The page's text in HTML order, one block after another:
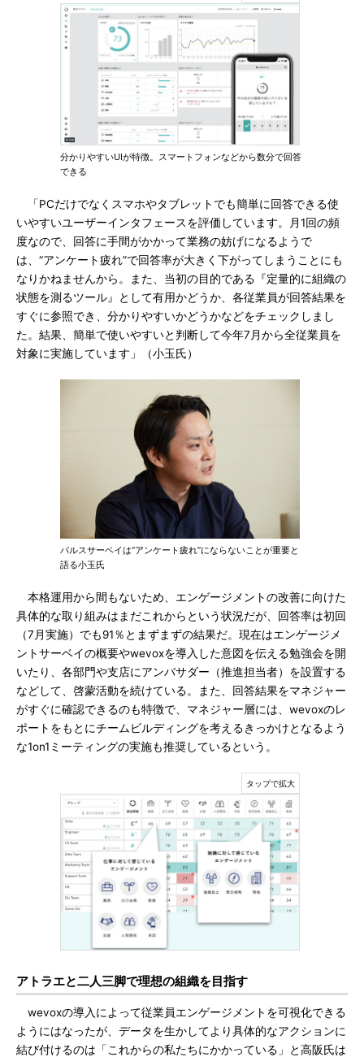
分かりやすいUIが特徴。スマートフォンなどから数分で回答
できる
「PCだけでなくスマホやタブレットでも簡単に回答できる使
いやすいユーザーインタフェースを評価しています。月1回の頻
度なので、回答に手間がかかって業務の妨げになるようで
は、“アンケート疲れ”で回答率が大きく下がってしまうことにも
なりかねませんから。また、当初の目的である『定量的に組織の
状態を測るツール』として有用かどうか、各従業員が回答結果を
すぐに参照でき、分かりやすいかどうかなどをチェックしまし
た。結果、簡単で使いやすいと判断して今年7月から全従業員を
対象に実施しています」（小玉氏）
パルスサーベイは“アンケート疲れ”にならないことが重要と
語る小玉氏
本格運用から間もないため、エンゲージメントの改善に向けた
具体的な取り組みはまだこれからという状況だが、回答率は初回
（7月実施）でも91％とまずまずの結果だ。現在はエンゲージメ
ントサーベイの概要やwevoxを導入した意図を伝える勉強会を開
いたり、各部門や支店にアンバサダー（推進担当者）を設置する
などして、啓蒙活動を続けている。また、回答結果をマネジャー
がすぐに確認できるのも特徴で、マネジャー層には、wevoxのレ
ポートをもとにチームビルディングを考えるきっかけとなるよう
な1on1ミーティングの実施も推奨しているという。
アトラエと二人三脚で理想の組織を目指す
wevoxの導入によって従業員エンゲージメントを可視化できる
ようにはなったが、データを生かしてより具体的なアクションに
結び付けるのは「これからの私たちにかかっている」と高阪氏は